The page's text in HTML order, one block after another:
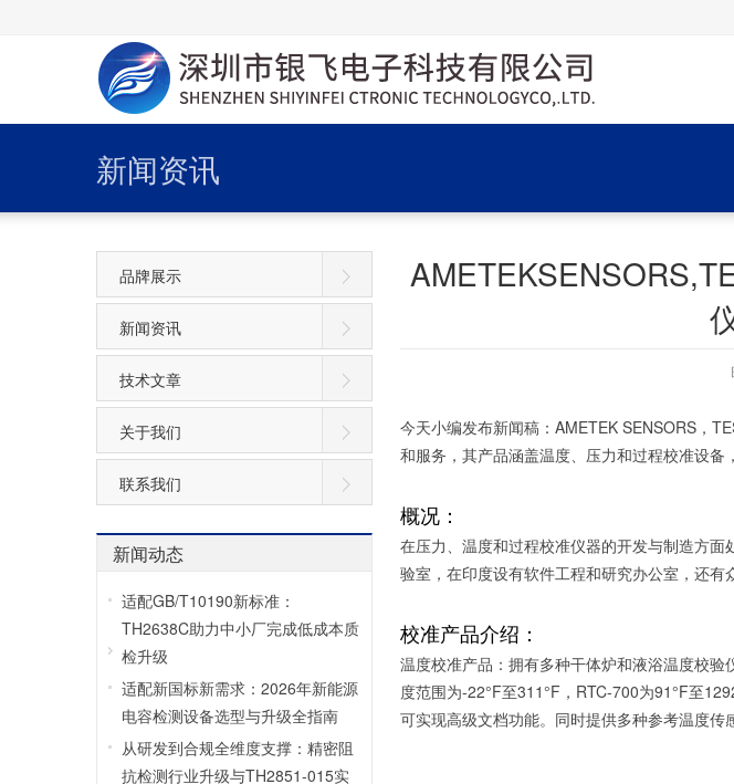
新闻资讯
今天小编发布新闻稿：AMETEK SENSORS，
和服务，其产品涵盖温度、压力和过程校准设备
概况：
在压力、温度和过程校准仪器的开发与制造方
验室，在印度设有软件工程和研究办公室，还有
校准产品介绍：
温度校准产品：拥有多种干体炉和液浴温度校验
度范围为-22°F至311°F，RTC-700为91°F至
可实现高级文档功能。同时提供多种参考温度传
品牌展示
新闻资讯
技术文章
关于我们
联系我们
新闻动态
适配GB/T10190新标准：
TH2638C助力中小厂完成低成本质
检升级
适配新国标新需求：2026年新能源
电容检测设备选型与升级全指南
从研发到合规全维度支撑：精密阻
抗检测行业升级与TH2851-015实